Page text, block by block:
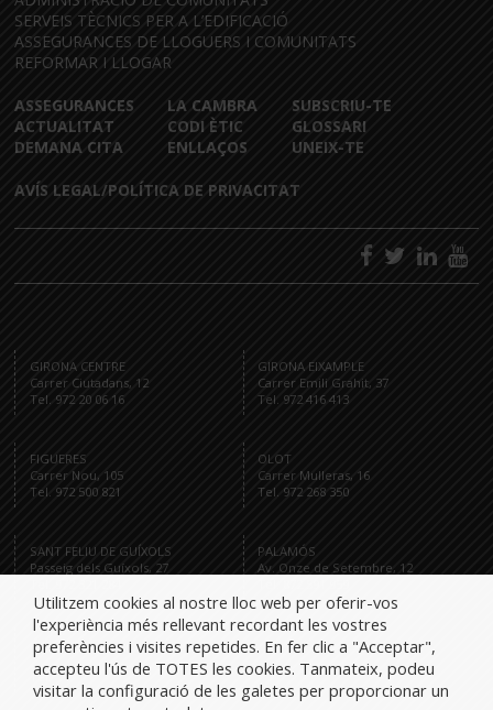
SERVEIS TÈCNICS PER A L’EDIFICACIÓ
ASSEGURANCES DE LLOGUERS I COMUNITATS
REFORMAR I LLOGAR
ASSEGURANCES
ACTUALITAT
DEMANA CITA
LA CAMBRA
CODI ÈTIC
ENLLAÇOS
SUBSCRIU-TE
GLOSSARI
UNEIX-TE
AVÍS LEGAL/POLÍTICA DE PRIVACITAT
GIRONA CENTRE
Carrer Ciutadans, 12
Tel. 972 20 06 16
GIRONA EIXAMPLE
Carrer Emili Grahit, 37
Tel. 972 416 413
FIGUERES
Carrer Nou, 105
Tel. 972 500 821
OLOT
Carrer Mulleras, 16
Tel. 972 268 350
SANT FELIU DE GUÍXOLS
Passeig dels Guíxols, 27
PALAMÓS
Av. Onze de Setembre, 12
Tel.
Utilitzem cookies al nostre lloc web per oferir-vos
l'experiència més rellevant recordant les vostres
preferències i visites repetides. En fer clic a "Acceptar",
accepteu l'ús de TOTES les cookies. Tanmateix, podeu
visitar la configuració de les galetes per proporcionar un